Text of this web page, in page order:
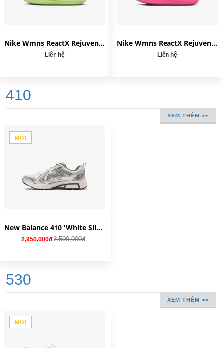
Nike Wmns ReactX Rejuven8 'Barely Volt' HV5062-700
Liên hệ
Nike Wmns ReactX Rejuven8 'Pinksicle' HV5062-601
Liên hệ
410
XEM THÊM >>
MỚI
New Balance 410 'White Silver' MT410KM5
2,950,000đ 3,500,000đ
530
XEM THÊM >>
MỚI